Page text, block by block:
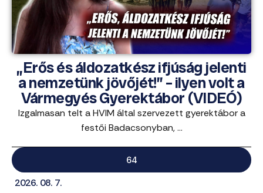
„Erős és áldozatkész ifjúság jelenti
a nemzetünk jövőjét!” – ilyen volt a
Vármegyés Gyerektábor (VIDEÓ)
Izgalmasan telt a HVIM által szervezett gyerektábor a
festői Badacsonyban, ...
64
2026. 08. 7.